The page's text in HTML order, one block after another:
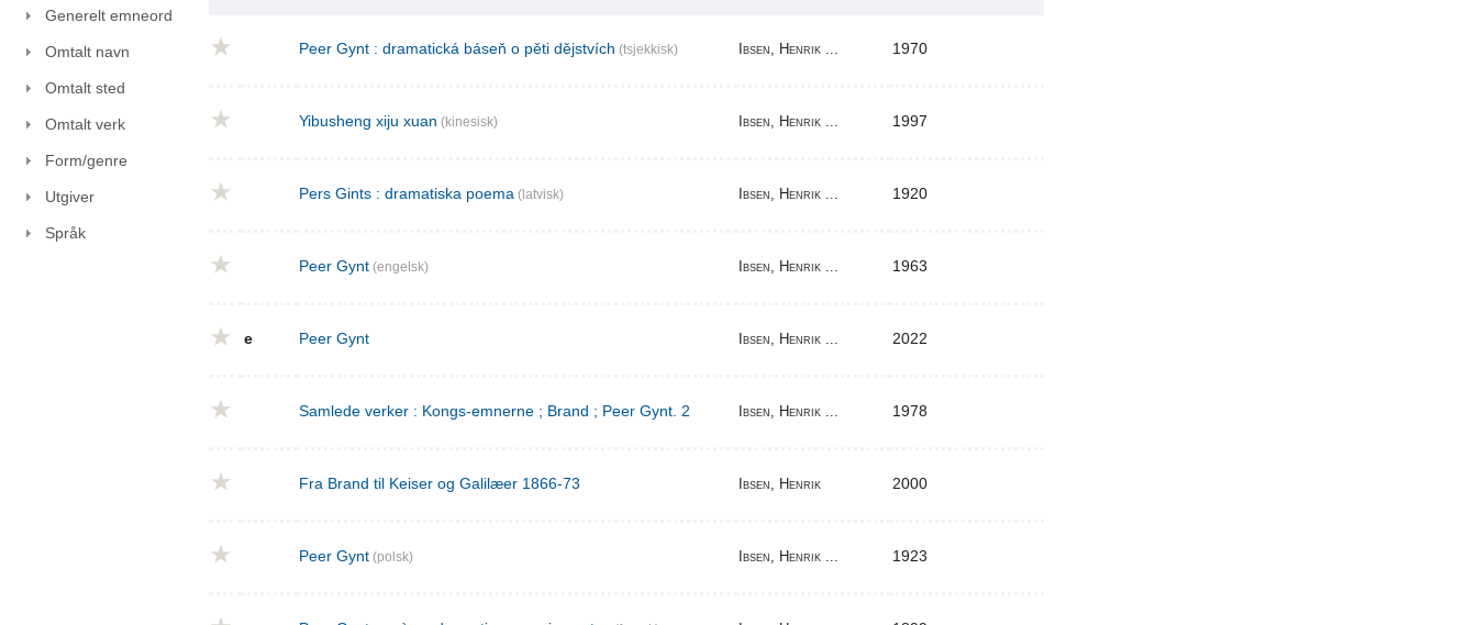
Generelt emneord
Omtalt navn
Omtalt sted
Omtalt verk
Form/genre
Utgiver
Språk
Peer Gynt : dramatická báseň o pěti dějstvích (tsjekkisk) Ibsen, Henrik ... 1970
Yibusheng xiju xuan (kinesisk) Ibsen, Henrik ... 1997
Pers Gints : dramatiska poema (latvisk) Ibsen, Henrik ... 1920
Peer Gynt (engelsk) Ibsen, Henrik ... 1963
e Peer Gynt Ibsen, Henrik ... 2022
Samlede verker : Kongs-emnerne ; Brand ; Peer Gynt. 2 Ibsen, Henrik ... 1978
Fra Brand til Keiser og Galilæer 1866-73 Ibsen, Henrik 2000
Peer Gynt (polsk) Ibsen, Henrik ... 1923